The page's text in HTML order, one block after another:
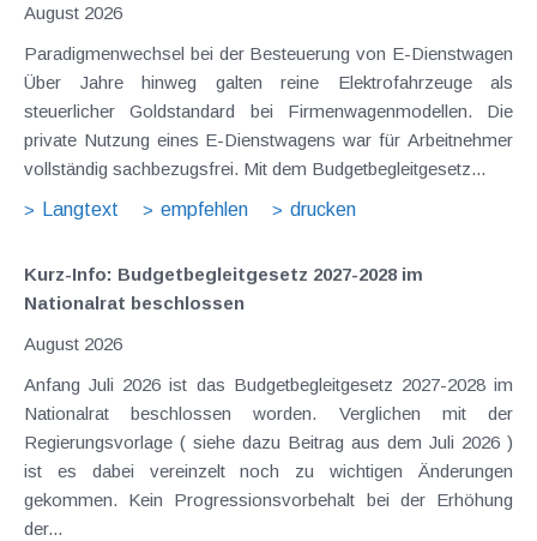
August 2026
Paradigmenwechsel bei der Besteuerung von E-Dienstwagen
Über Jahre hinweg galten reine Elektrofahrzeuge als
steuerlicher Goldstandard bei Firmenwagenmodellen. Die
private Nutzung eines E-Dienstwagens war für Arbeitnehmer
vollständig sachbezugsfrei. Mit dem Budgetbegleitgesetz...
Langtext
empfehlen drucken
Kurz-Info: Budgetbegleitgesetz 2027-2028 im
Nationalrat beschlossen
August 2026
Anfang Juli 2026 ist das Budgetbegleitgesetz 2027-2028 im
Nationalrat beschlossen worden. Verglichen mit der
Regierungsvorlage ( siehe dazu Beitrag aus dem Juli 2026 )
ist es dabei vereinzelt noch zu wichtigen Änderungen
gekommen. Kein Progressionsvorbehalt bei der Erhöhung
der...